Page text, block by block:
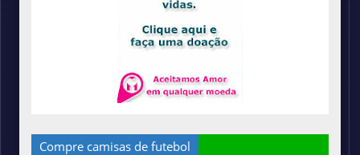
Compre camisas de futebol